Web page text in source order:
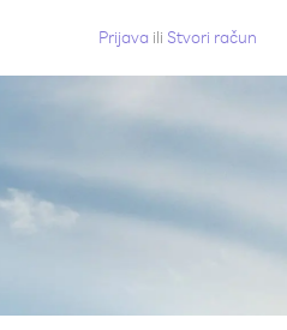
Prijava ili Stvori račun